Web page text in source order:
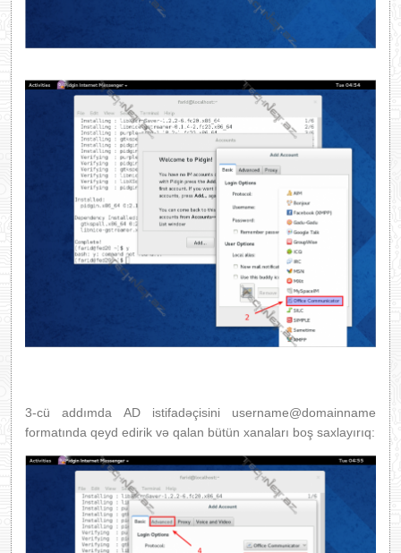
3-cü addımda AD istifadəçisini username@domainname
formatında qeyd edirik və qalan bütün xanaları boş saxlayırıq: